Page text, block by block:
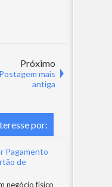
Próximo
Postagem mais
antiga
por:
Pagamento
de
negócio físico